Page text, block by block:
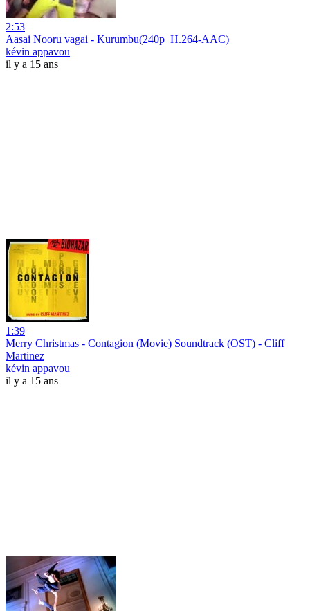
2:53
Aasai Nooru vagai - Kurumbu(240p_H.264-AAC)
kévin appavou
il y a 15 ans
1:39
Merry Christmas - Contagion (Movie) Soundtrack (OST) - Cliff
Martinez
kévin appavou
il y a 15 ans